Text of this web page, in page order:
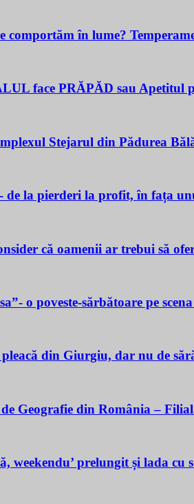
comportăm în lume?
face PRĂPĂD sau Apetitul
Stejarul din Pădurea
la pierderi la profit, în fața
că oamenii ar trebui să
o poveste-sărbătoare pe
din Giurgiu, dar nu de
de Geografie din România –
weekendu’ prelungit și lada cu